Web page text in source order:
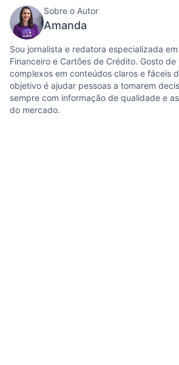
Sobre o Autor
Amanda
Sou jornalista e redatora especializada
Financeiro e Cartões de Crédito. Gosto
complexos em conteúdos claros e fáceis
objetivo é ajudar pessoas a tomarem
sempre com informação de qualidade e
do mercado.